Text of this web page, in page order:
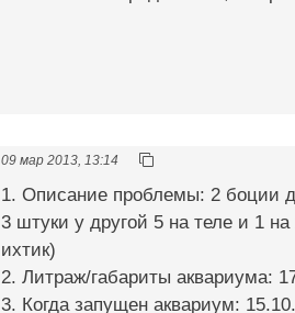
09 мар 2013, 13:14
1. Описание проблемы: 2 боции
3 штуки у другой 5 на теле и 1
ихтик)
2. Литраж/габариты аквариума:
3. Когда запущен аквариум: